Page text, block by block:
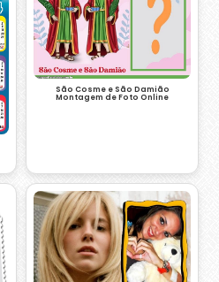
São Cosme e São Damião
Montagem de Foto Online